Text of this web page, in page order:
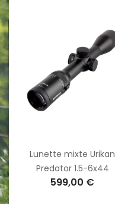
Lunette mixte Urikan
Predator 1.5-6x44
599,00 €